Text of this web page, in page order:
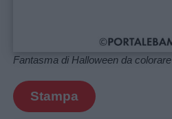
Fantasma di Halloween da colorare
Stampa